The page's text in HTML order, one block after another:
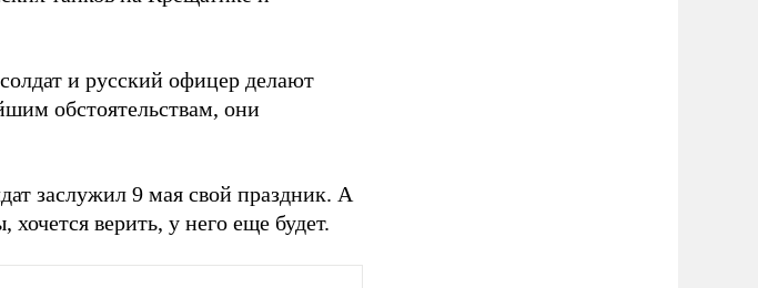
и русский офицер делают
обстоятельствам, они
заслужил 9 мая свой праздник. А
верить, у него еще будет.